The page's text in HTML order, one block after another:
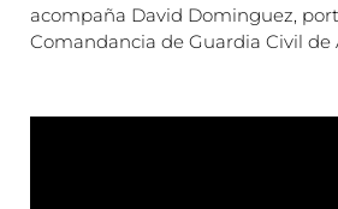
acompaña David Dominguez,
Comandancia de Guardia Civil de